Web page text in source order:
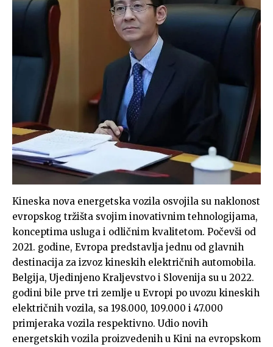
Kineska nova energetska vozila osvojila su naklonost
evropskog tržišta svojim inovativnim tehnologijama,
konceptima usluga i odličnim kvalitetom. Počevši od
2021. godine, Evropa predstavlja jednu od glavnih
destinacija za izvoz kineskih električnih automobila.
Belgija, Ujedinjeno Kraljevstvo i Slovenija su u 2022.
godini bile prve tri zemlje u Evropi po uvozu kineskih
električnih vozila, sa 198.000, 109.000 i 47.000
primjeraka vozila respektivno. Udio novih
energetskih vozila proizvedenih u Kini na evropskom